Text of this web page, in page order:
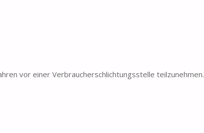
vor einer Verbraucherschlichtungsstelle teilzunehmen.